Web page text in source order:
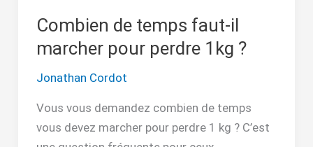
Combien de temps faut-il
marcher pour perdre 1kg ?
Jonathan Cordot
Vous vous demandez combien de temps
vous devez marcher pour perdre 1 kg ? C’est